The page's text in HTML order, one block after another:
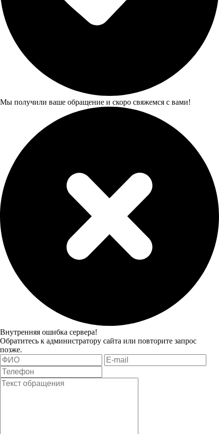
Мы получили ваше обращение и скоро свяжемся с вами!
Внутренняя ошибка сервера!
Обратитесь к администратору сайта или повторите запрос
позже.